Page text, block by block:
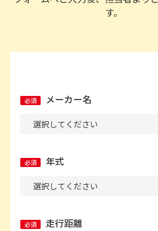
す。
必須 メーカー名
必須 年式
必須 走行距離